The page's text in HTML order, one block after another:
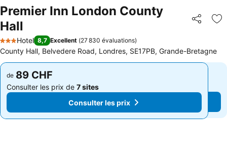
Premier Inn London County
Hall
Partager
3 Étoiles
Hotel 8,7 Excellent (27 830 évaluations)
County Hall, Belvedere Road, Londres, SE17PB, Grande-Bretagne
de 89 CHF
Consulter les prix de 7 sites
Consulter les prix
de 89 CHF
Consulter les prix de 7 sites
Consulter les prix